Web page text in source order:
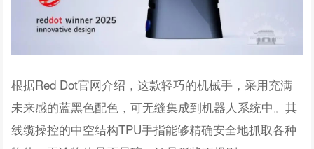
根据Red Dot官网介绍，这款轻巧的机械手，采用充满
未来感的蓝黑色配色，可无缝集成到机器人系统中。其
线缆操控的中空结构TPU手指能够精确安全地抓取各种